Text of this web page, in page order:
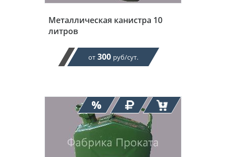
Металлическая канистра 10
литров
от 300 руб/сут.